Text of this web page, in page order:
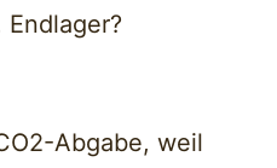
Abgabe, weil